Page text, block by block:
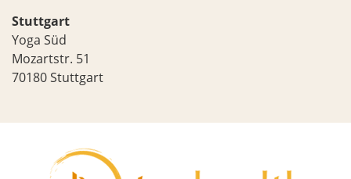
Stuttgart
Yoga Süd
Mozartstr. 51
70180 Stuttgart